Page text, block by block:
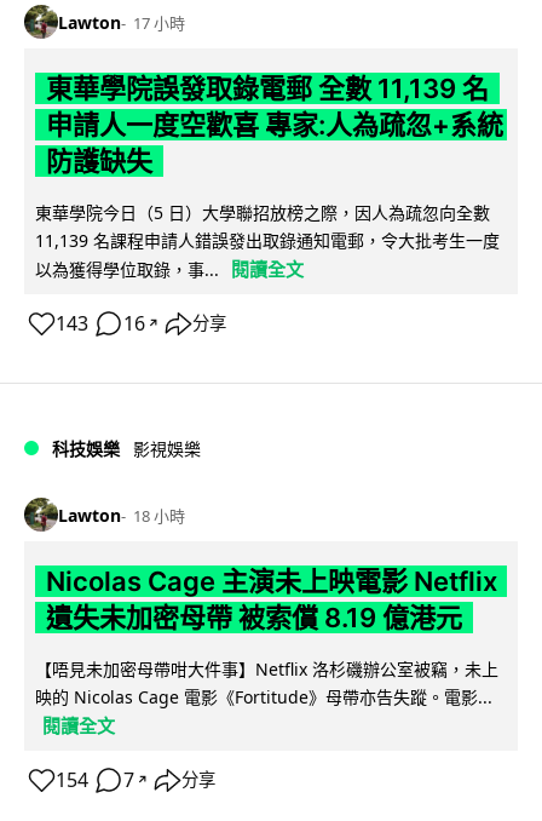
Lawton 17 小時
東華學院誤發取錄電郵 全數 11,139 名
申請人一度空歡喜 專家:人為疏忽+系統
防護缺失
東華學院今日（5 日）大學聯招放榜之際，因人為疏忽向全數
11,139 名課程申請人錯誤發出取錄通知電郵，令大批考生一度
以為獲得學位取錄，事...
閱讀全文
143 16 ↗ 分享
科技娛樂 影視娛樂
Lawton 18 小時
Nicolas Cage 主演未上映電影 Netflix
遺失未加密母帶 被索償 8.19 億港元
【唔見未加密母帶咁大件事】Netflix 洛杉磯辦公室被竊，未上
映的 Nicolas Cage 電影《Fortitude》母帶亦告失蹤。電影...
閱讀全文
154 7 ↗ 分享